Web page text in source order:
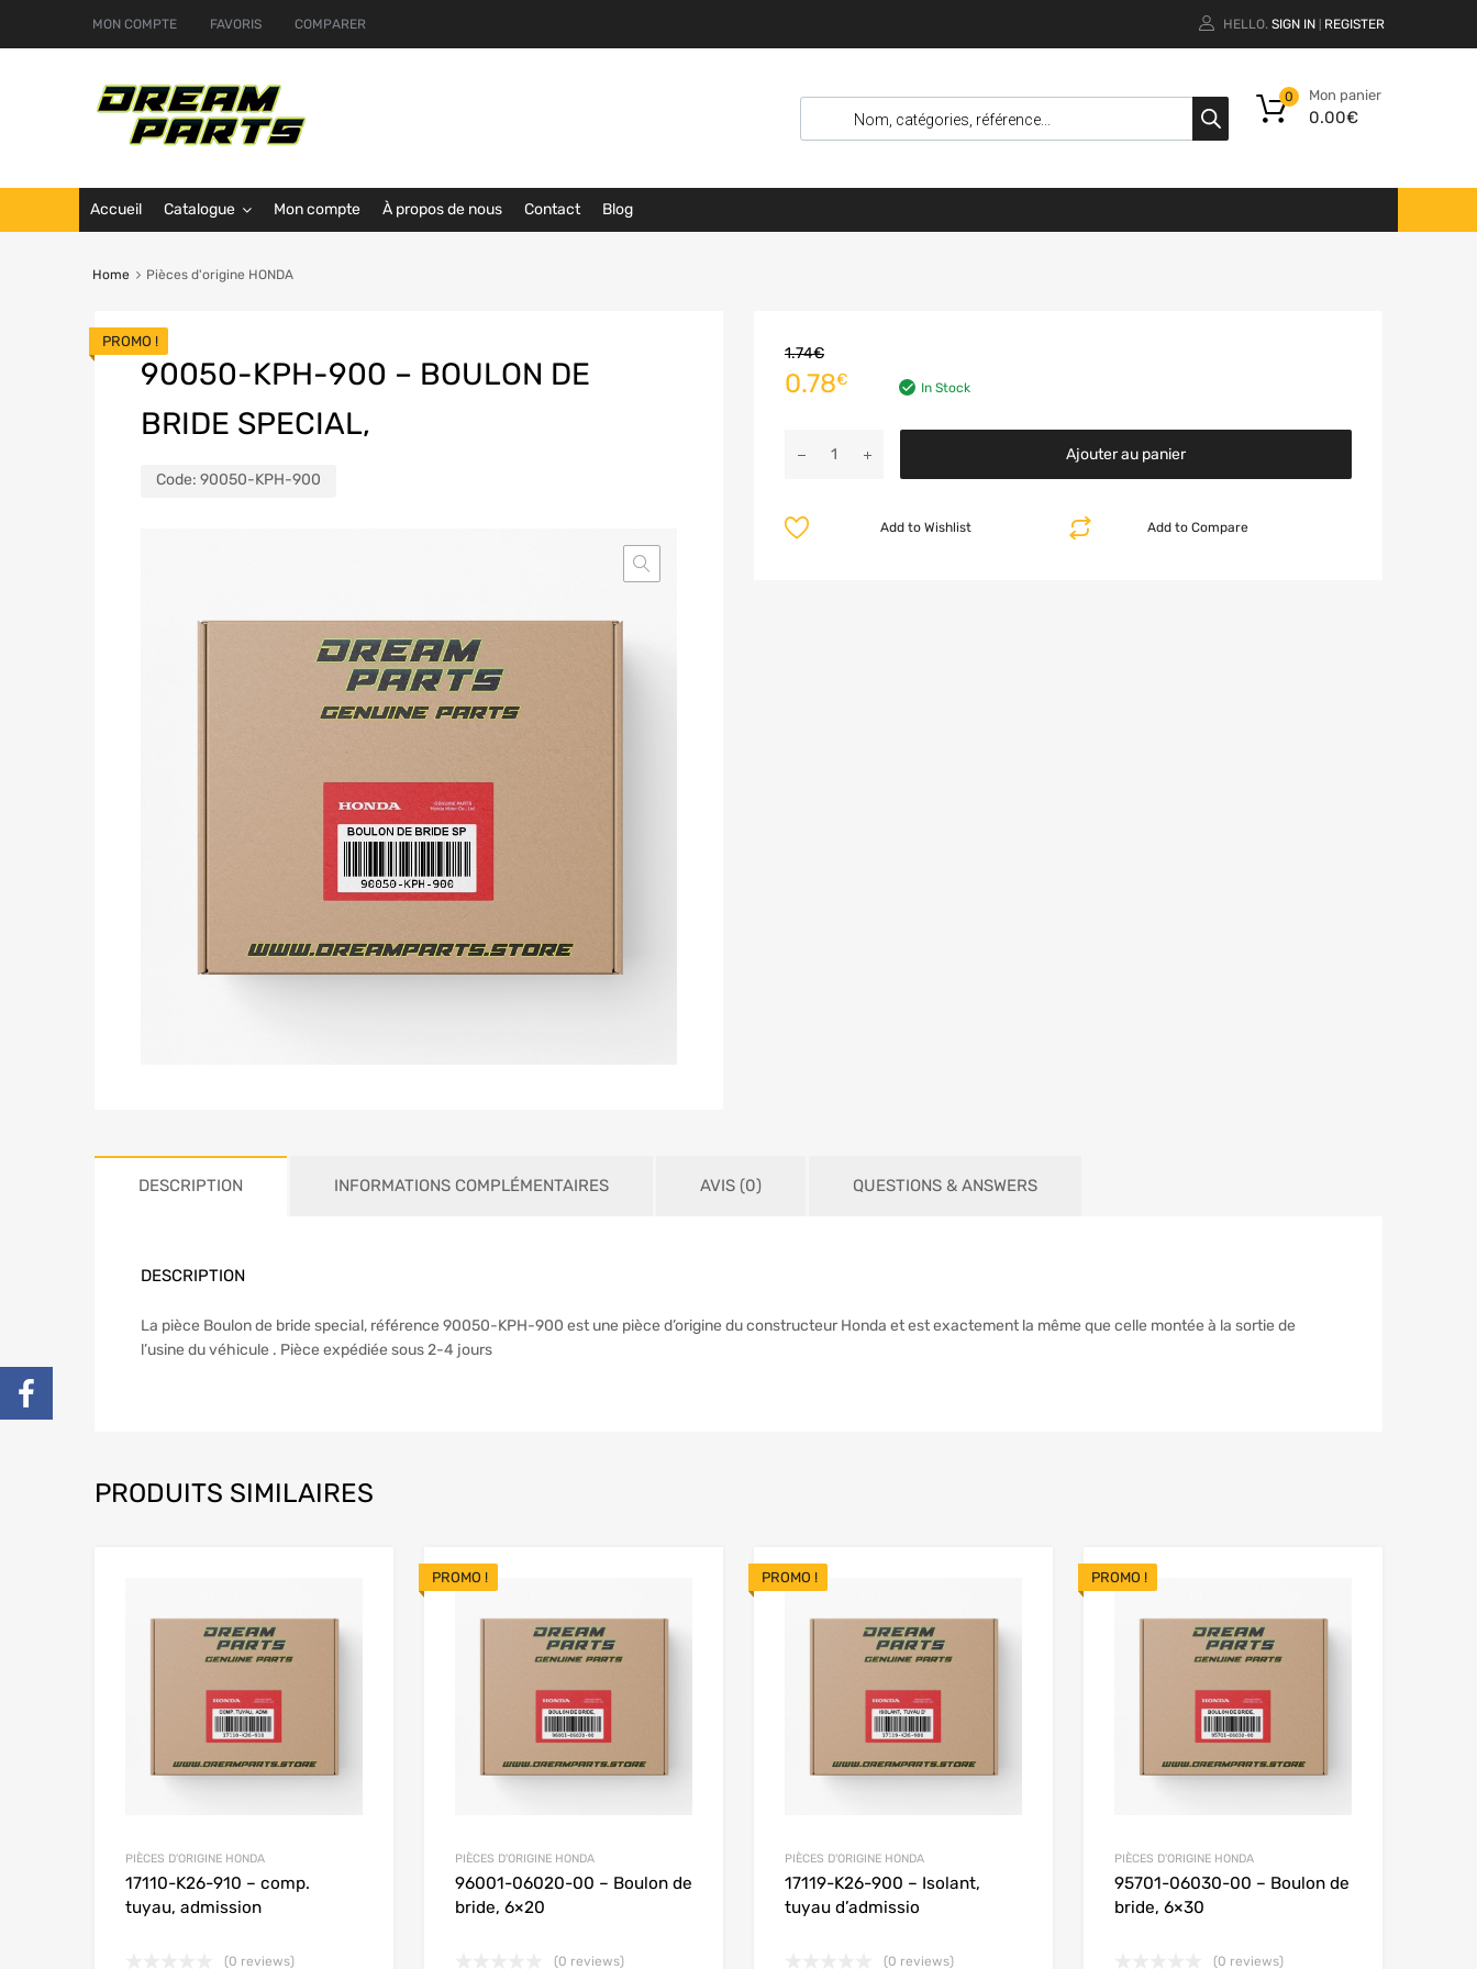
MON COMPTE FAVORIS COMPARER HELLO. SIGN IN REGISTER
Mon panier
0.00€
0
Accueil Catalogue Mon compte À propos de nous Contact Blog
Home Pièces d'origine HONDA
90050-KPH-900 – BOULON DE
BRIDE SPECIAL,
Code: 90050-KPH-900
PROMO !
1.74€
0.78€ In Stock
Ajouter au panier
Add to Compare
Add to Wishlist
DESCRIPTION INFORMATIONS COMPLÉMENTAIRES AVIS (0) QUESTIONS & ANSWERS
DESCRIPTION
La pièce Boulon de bride special, référence 90050-KPH-900 est une pièce d’origine du constructeur Honda et est exactement la même que celle montée à la sortie de
l’usine du véhicule . Pièce expédiée sous 2-4 jours
PRODUITS SIMILAIRES
Add to Wishlist
Add to Compare
PIÈCES D'ORIGINE HONDA
17110-K26-910 – comp.
tuyau, admission
(0 reviews)
PROMO !
Add to Wishlist
Add to Compare
PIÈCES D'ORIGINE HONDA
96001-06020-00 – Boulon de
bride, 6×20
(0 reviews)
PROMO !
Add to Wishlist
Add to Compare
PIÈCES D'ORIGINE HONDA
17119-K26-900 – Isolant,
tuyau d’admissio
(0 reviews)
PROMO !
PIÈCES D'ORIGINE HONDA
95701-06030-00 – Boulon de
bride, 6×30
(0 reviews)